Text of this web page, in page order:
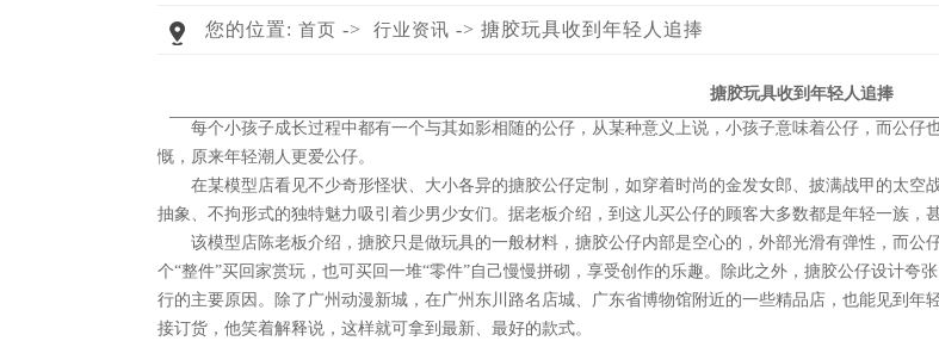
您的位置: 首页 -> 行业资讯 -> 搪胶玩具收到年轻人追捧
搪胶玩具收到年轻人追捧
每个小孩子成长过程中都有一个与其如影相随的公仔，从某种意义上说，小孩子意味着公仔，而公
慨，原来年轻潮人更爱公仔。
在某模型店看见不少奇形怪状、大小各异的搪胶公仔定制，如穿着时尚的金发女郎、披满战甲的太空
抽象、不拘形式的独特魅力吸引着少男少女们。据老板介绍，到这儿买公仔的顾客大多数都是年轻一族，
该模型店陈老板介绍，搪胶只是做玩具的一般材料，搪胶公仔内部是空心的，外部光滑有弹性，而公
个“整件”买回家赏玩，也可买回一堆“零件”自己慢慢拼砌，享受创作的乐趣。除此之外，搪胶公仔设计
行的主要原因。除了广州动漫新城，在广州东川路名店城、广东省博物馆附近的一些精品店，也能见到
接订货，他笑着解释说，这样就可拿到最新、最好的款式。